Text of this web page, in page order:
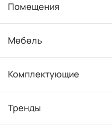
Помещения
Мебель
Комплектующие
Тренды